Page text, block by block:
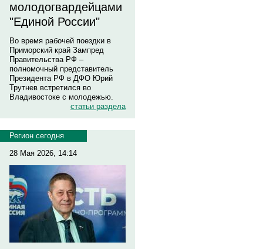
молодогвардейцами
"Единой России"
Во время рабочей поездки в
Приморский край Зампред
Правительства РФ –
полномочный представитель
Президента РФ в ДФО Юрий
Трутнев встретился во
Владивостоке с молодежью.
статьи раздела
Регион сегодня
28 Мая 2026, 14:14